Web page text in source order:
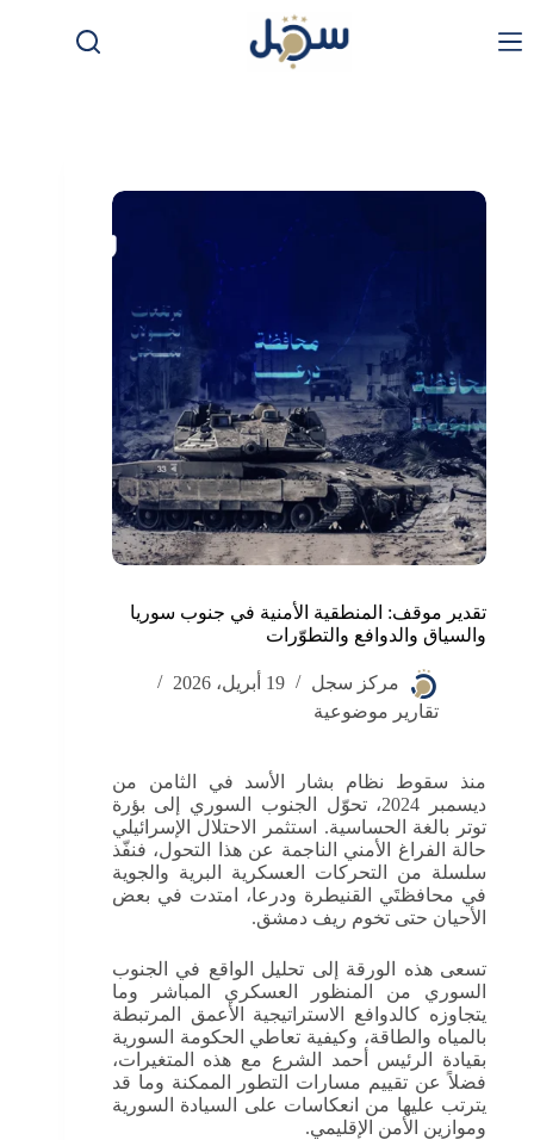
إلى
المحتوى
تقدير موقف: المنطقية الأمنية في جنوب سوريا
والسياق والدوافع والتطوّرات
مركز سجل
19 أبريل، 2026
تقارير موضوعية
منذ سقوط نظام بشار الأسد في الثامن من
ديسمبر 2024، تحوّل الجنوب السوري إلى بؤرة
توتر بالغة الحساسية. استثمر الاحتلال الإسرائيلي
حالة الفراغ الأمني الناجمة عن هذا التحول، فنفّذ
سلسلة من التحركات العسكرية البرية والجوية
في محافظتَي القنيطرة ودرعا، امتدت في بعض
الأحيان حتى تخوم ريف دمشق.
تسعى هذه الورقة إلى تحليل الواقع في الجنوب
السوري من المنظور العسكري المباشر وما
يتجاوزه كالدوافع الاستراتيجية الأعمق المرتبطة
بالمياه والطاقة، وكيفية تعاطي الحكومة السورية
بقيادة الرئيس أحمد الشرع مع هذه المتغيرات،
فضلاً عن تقييم مسارات التطور الممكنة وما قد
يترتب عليها من انعكاسات على السيادة السورية
وموازين الأمن الإقليمي.